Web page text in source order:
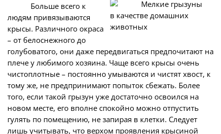
Больше всего к
людям привязываются
крысы. Различного окраса
– от белоснежного до
голубоватого, они даже передвигаться предпочитают на
плече у любимого хозяина. Чаще всего крысы очень
чистоплотные – постоянно умываются и чистят хвост, к
тому же, не предпринимают попыток сбежать. Более
того, если такой грызун уже достаточно освоился на
новом месте, его вполне спокойно можно отпустить
гулять по помещению, не запирая в клетки. Следует
лишь учитывать, что верхом проявления крысиной